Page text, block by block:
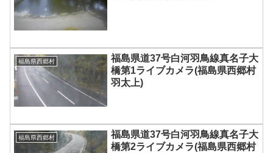
福島県西郷村
福島県道37号白河羽鳥線真名子大
橋第1ライブカメラ(福島県西郷村
羽太上)
福島県西郷村
福島県道37号白河羽鳥線真名子大
橋第2ライブカメラ(福島県西郷村